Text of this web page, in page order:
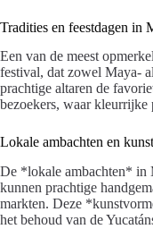
Tradities en feestdagen in
Een van de meest
festival, dat zowel Maya-
prachtige altaren de
bezoekers, waar kleurrijke
Lokale ambachten en
De *lokale ambachten* in
kunnen prachtige
markten. Deze
het behoud van de